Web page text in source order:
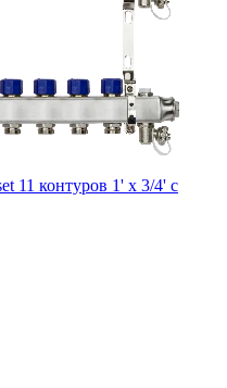
11 контуров 1' x 3/4' с